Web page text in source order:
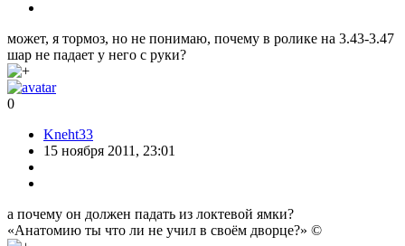
может, я тормоз, но не понимаю, почему в ролике на 3.43-3.47
шар не падает у него с руки?
0
Kneht33
15 ноября 2011, 23:01
а почему он должен падать из локтевой ямки?
«Анатомию ты что ли не учил в своём дворце?» ©